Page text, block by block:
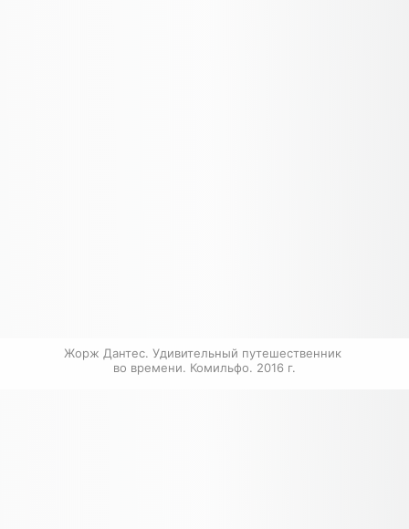
Жорж Дантес. Удивительный путешественник
во времени. Комильфо. 2016 г.